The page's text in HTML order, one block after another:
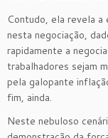
Contudo, ela revela
nesta negociação,
rapidamente a
trabalhadores sejam
pela galopante
fim, ainda.
Neste nebuloso